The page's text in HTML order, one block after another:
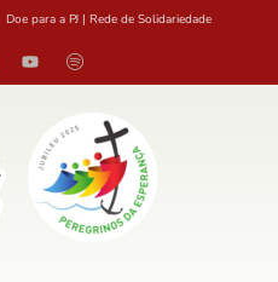
Doe para a PJ | Rede de Solidariedade